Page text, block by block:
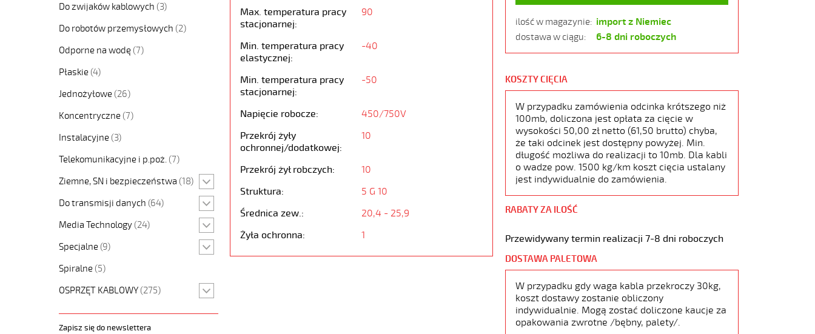
Do zwijaków kablowych (3)
Do robotów przemysłowych (2)
Odporne na wodę (7)
Płaskie (4)
Jednożyłowe (26)
Koncentryczne (7)
Instalacyjne (3)
Telekomunikacyjne i p.poż. (7)
Ziemne, SN i bezpieczeństwa (18)
Do transmisji danych (64)
Media Technology (24)
Specjalne (9)
Spiralne (5)
OSPRZĘT KABLOWY (275)
Zapisz się do newslettera
Max. temperatura pracy
stacjonarnej:
90
Min. temperatura pracy
elastycznej:
-40
Min. temperatura pracy
stacjonarnej:
-50
Napięcie robocze:
450/750V
Przekrój żyły
ochronnej/dodatkowej:
10
Przekrój żył robczych:
10
Struktura:
5 G 10
Średnica zew.:
20,4 - 25,9
Żyła ochronna:
1
ilość w magazynie: import z Niemiec
dostawa w ciągu: 6-8 dni roboczych
KOSZTY CIĘCIA
W przypadku zamówienia odcinka krótszego niż
100mb, doliczona jest opłata za cięcie w
wysokości 50,00 zł netto (61,50 brutto) chyba,
że taki odcinek jest dostępny powyżej. Min.
długość możliwa do realizacji to 10mb. Dla kabli
o wadze pow. 1500 kg/km koszt cięcia ustalany
jest indywidualnie do zamówienia.
RABATY ZA ILOŚĆ
Przewidywany termin realizacji 7-8 dni roboczych
DOSTAWA PALETOWA
W przypadku gdy waga kabla przekroczy 30kg,
koszt dostawy zostanie obliczony
indywidualnie. Mogą zostać doliczone kaucje za
opakowania zwrotne /bębny, palety/.